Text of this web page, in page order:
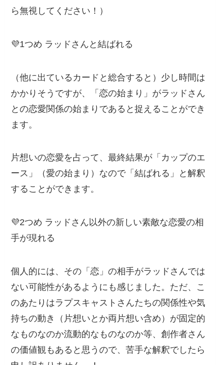
ら無視してください！）
💜1つめ ラッドさんと結ばれる
（他に出ているカードと総合すると）少し時間は
かかりそうですが、「恋の始まり」がラッドさん
との恋愛関係の始まりであると捉えることができ
ます。
片想いの恋愛を占って、最終結果が「カップのエ
ース」（愛の始まり）なので「結ばれる」と解釈
することができます。
💜2つめ ラッドさん以外の新しい素敵な恋愛の相
手が現れる
個人的には、その「恋」の相手がラッドさんでは
ない可能性があるようにも感じました。ただ、こ
のあたりはラプスキャストさんたちの関係性や気
持ちの動き（片想いとか両片想い含め）が固定的
なものなのか流動的なものなのか等、創作者さん
の価値観もあると思うので、苦手な解釈でしたら